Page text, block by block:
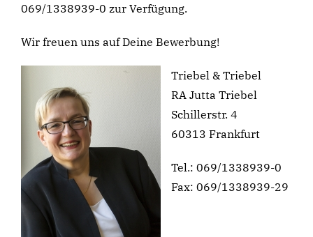
069/1338939-0 zur Verfügung.
Wir freuen uns auf Deine Bewerbung!
Triebel & Triebel
RA Jutta Triebel
Schillerstr. 4
60313 Frankfurt
Tel.: 069/1338939-0
Fax: 069/1338939-29